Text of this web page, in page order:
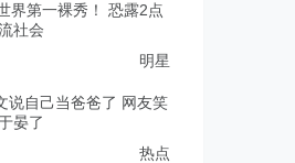
界第一裸秀！ 恐露2点
流社会
明星
说自己当爸爸了 网友笑
晏了
热点